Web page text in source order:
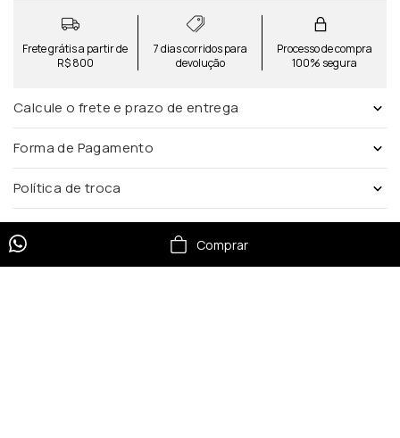
Frete grátis a partir de
R$ 800
7 dias corridos para
devolução
Processo de compra
100% segura
Calcule o frete e prazo de entrega
Forma de Pagamento
Política de troca
Comprar